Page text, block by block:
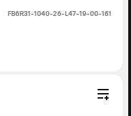
FВ6R31-1040-26-L47-19-00-161